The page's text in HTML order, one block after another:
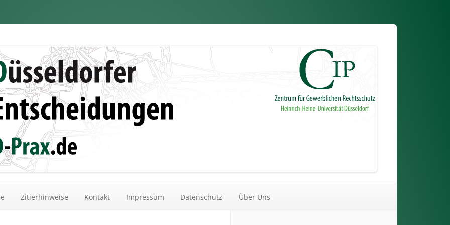
Zitierhinweise Kontakt Impressum Datenschutz Über Uns